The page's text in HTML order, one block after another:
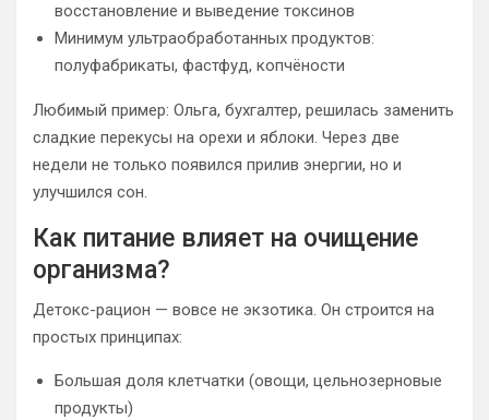
восстановление и выведение токсинов
Минимум ультраобработанных продуктов:
полуфабрикаты, фастфуд, копчёности
Любимый пример: Ольга, бухгалтер, решилась заменить
сладкие перекусы на орехи и яблоки. Через две
недели не только появился прилив энергии, но и
улучшился сон.
Как питание влияет на очищение
организма?
Детокс-рацион — вовсе не экзотика. Он строится на
простых принципах:
Большая доля клетчатки (овощи, цельнозерновые
продукты)